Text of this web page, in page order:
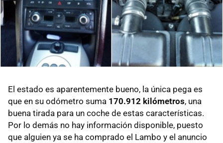
El estado es aparentemente bueno, la única pega es
que en su odómetro suma 170.912 kilómetros, una
buena tirada para un coche de estas características.
Por lo demás no hay información disponible, puesto
que alguien ya se ha comprado el Lambo y el anuncio